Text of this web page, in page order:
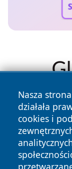
Nasza
działała
cookies i
Copyright © 2026